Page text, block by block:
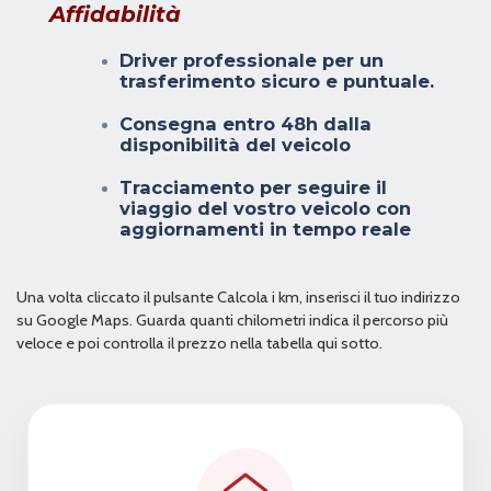
Affidabilità
Driver professionale per un
trasferimento sicuro e puntuale.
Consegna entro 48h dalla
disponibilità del veicolo
Tracciamento per seguire il
viaggio del vostro veicolo con
aggiornamenti in tempo reale
Una volta cliccato il pulsante Calcola i km, inserisci il tuo indirizzo
su Google Maps. Guarda quanti chilometri indica il percorso più
veloce e poi controlla il prezzo nella tabella qui sotto.